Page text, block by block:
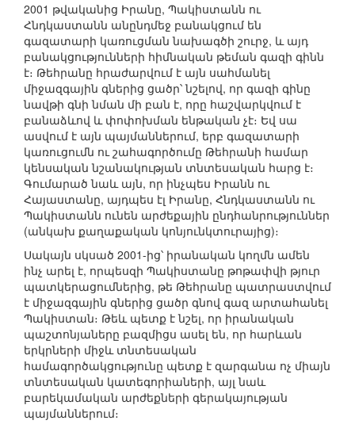
2001 թվականից Իրանը, Պակիստանն ու
Հնդկաստանն անընդմեջ բանակցում են
գազատարի կառուցման նախագծի շուրջ, և այդ
բանակցությունների հիմնական թեման գազի գինն
է։ Թեհրանը հրաժարվում է այն սահմանել
միջազգային գներից ցածր՝ նշելով, որ գազի գինը
նավթի գնի նման մի բան է, որը հաշվարկվում է
բանաձևով և փոփոխման ենթական չէ։ Եվ սա
ասվում է այն պայմաններում, երբ գազատարի
կառուցումն ու շահագործումը Թեհրանի համար
կենսական նշանակության տնտեսական հարց է։
Գումարած նաև այն, որ ինչպես Իրանն ու
Հայաստանը, այդպես էլ Իրանը, Հնդկաստանն ու
Պակիստանն ունեն արժեքային ընդհանրություններ
(անկախ քաղաքական կոնյունկտուրայից)։
Սակայն սկսած 2001-ից՝ իրանական կողմն ամեն
ինչ արել է, որպեսզի Պակիստանը թոթափվի թյուր
պատկերացումներից, թե Թեհրանը պատրաստվում
է միջազգային գներից ցածր գնով գազ արտահանել
Պակիստան։ Թեև պետք է նշել, որ իրանական
պաշտոնյաները բազմիցս ասել են, որ հարևան
երկրների միջև տնտեսական
համագործակցությունը պետք է զարգանա ոչ միայն
տնտեսական կատեգորիաների, այլ նաև
բարեկամական արժեքների գերակայության
պայմաններում։